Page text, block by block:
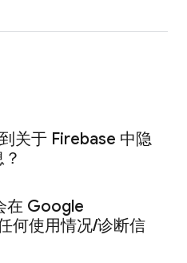
关于 Firebase 中隐
在 Google
何使用情况/诊断信